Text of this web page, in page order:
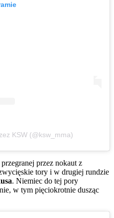
KSW (@ksw_mma)
przez nokaut z
tory i w drugiej rundzie
. Niemiec do tej pory
w tym pięciokrotnie dusząc